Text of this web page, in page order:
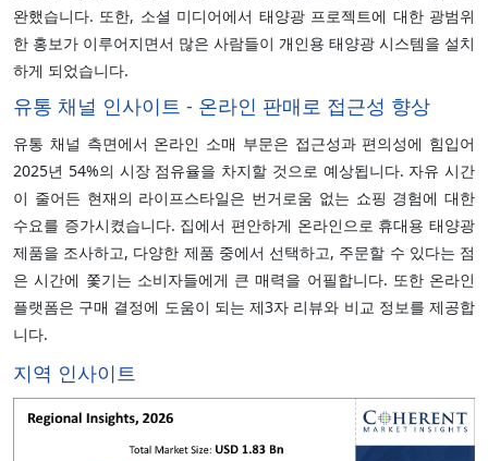
완했습니다. 또한, 소셜 미디어에서 태양광 프로젝트에 대한 광범위
한 홍보가 이루어지면서 많은 사람들이 개인용 태양광 시스템을 설치
하게 되었습니다.
유통 채널 인사이트 - 온라인 판매로 접근성 향상
유통 채널 측면에서 온라인 소매 부문은 접근성과 편의성에 힘입어
2025년 54%의 시장 점유율을 차지할 것으로 예상됩니다. 자유 시간
이 줄어든 현재의 라이프스타일은 번거로움 없는 쇼핑 경험에 대한
수요를 증가시켰습니다. 집에서 편안하게 온라인으로 휴대용 태양광
제품을 조사하고, 다양한 제품 중에서 선택하고, 주문할 수 있다는 점
은 시간에 쫓기는 소비자들에게 큰 매력을 어필합니다. 또한 온라인
플랫폼은 구매 결정에 도움이 되는 제3자 리뷰와 비교 정보를 제공합
니다.
지역 인사이트